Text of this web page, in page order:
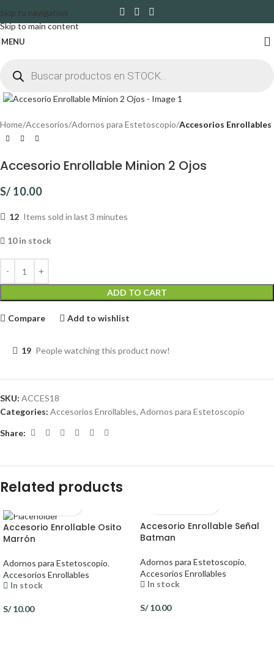
Skip to navigation
Skip to main content
MENU
Click to enlarge
Home Accesorios Adornos para Estetoscopio Accesorios Enrollables
Accesorio Enrollable Minion 2 Ojos
S/ 10.00
12 Items sold in last 3 minutes
10 in stock
ADD TO CART
Compare Add to wishlist
19 People watching this product now!
SKU: ACCES18
Categories: Accesorios Enrollables, Adornos para Estetoscopio
Share:
Related products
Accesorio Enrollable Osito
Marrón
Adornos para Estetoscopio,
Accesorios Enrollables
In stock
S/10.00
Accesorio Enrollable Señal
Batman
Adornos para Estetoscopio,
Accesorios Enrollables
In stock
S/10.00